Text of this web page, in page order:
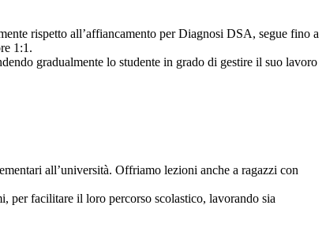
rispetto all’affiancamento per Diagnosi DSA, segue fino a
1:1.
gradualmente lo studente in grado di gestire il suo lavoro
all’università. Offriamo lezioni anche a ragazzi con
per facilitare il loro percorso scolastico, lavorando sia